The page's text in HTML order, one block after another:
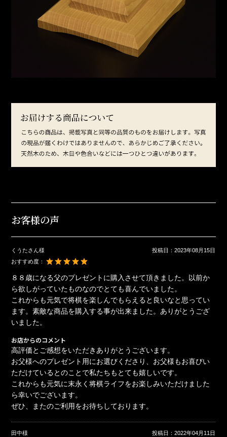
お客様の声
くうたさん様 投稿日：2023年08月15日
おすすめ度：
８８歳になる父のプレゼントに購入させて頂きました。以前か
ら欲しがっていたものなのでとても喜んでいました。
これからも元気で将棋を楽しんでもらえると良いなと思ってい
ます。素敵な商品を購入する事が出来ました。ありがとうござ
いました。
お店からのコメント
高評価とご感想をいただきありがとうございます。
お父様へのプレゼント用にお選びくださり、お父様もお喜びい
ただけているとのことで私たちもとても嬉しいです。
これからも元気に末永く将棋ライフをお楽しみいただけました
ら幸いでございます。
ぜひ、またのご利用をお待ちしております。
田中様 投稿日：2022年04月11日